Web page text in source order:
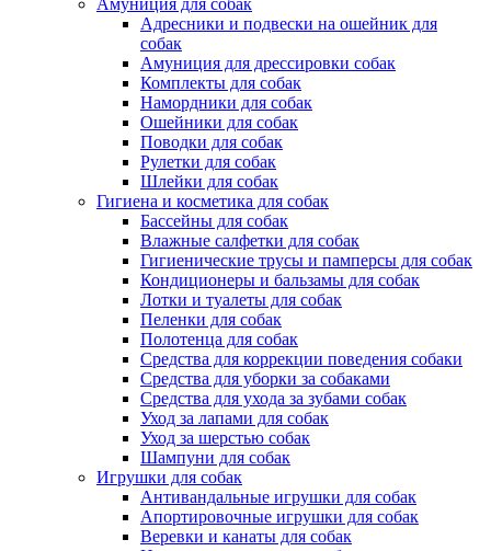
Амуниция для собак
Адресники и подвески на ошейник для
собак
Амуниция для дрессировки собак
Комплекты для собак
Намордники для собак
Ошейники для собак
Поводки для собак
Рулетки для собак
Шлейки для собак
Гигиена и косметика для собак
Бассейны для собак
Влажные салфетки для собак
Гигиенические трусы и памперсы для собак
Кондиционеры и бальзамы для собак
Лотки и туалеты для собак
Пеленки для собак
Полотенца для собак
Средства для коррекции поведения собаки
Средства для уборки за собаками
Средства для ухода за зубами собак
Уход за лапами для собак
Уход за шерстью собак
Шампуни для собак
Игрушки для собак
Антивандальные игрушки для собак
Апортировочные игрушки для собак
Веревки и канаты для собак